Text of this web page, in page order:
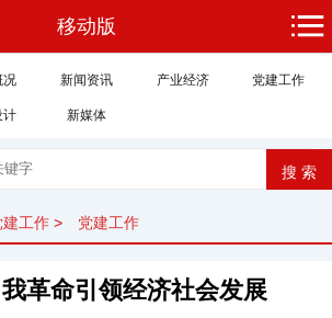
移动版
况 新闻资讯 产业经济 党建工作
计 新媒体
建工作 > 党建工作
革命引领经济社会发展